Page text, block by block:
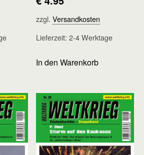
zzgl.Versandkosten
Lieferzeit:2-4 Werktage
In den Warenkorb